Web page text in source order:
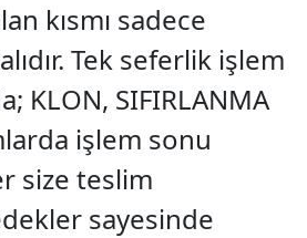
kısmı sadece
Tek seferlik işlem
KLON, SIFIRLANMA
işlem sonu
size teslim
sayesinde